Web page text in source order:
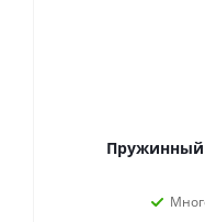
Пружинный